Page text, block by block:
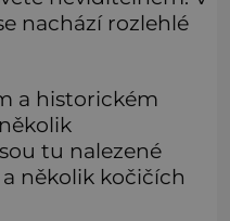
nachází rozlehlé
a historickém
tu nalezené
několik kočičích